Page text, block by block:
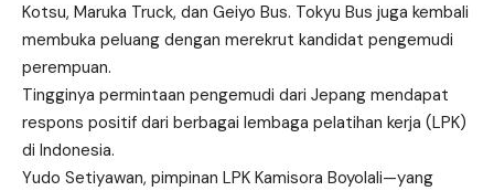
Kotsu, Maruka Truck, dan Geiyo Bus. Tokyu Bus juga kembali
membuka peluang dengan merekrut kandidat pengemudi
perempuan.
Tingginya permintaan pengemudi dari Jepang mendapat
respons positif dari berbagai lembaga pelatihan kerja (LPK)
di Indonesia.
Yudo Setiyawan, pimpinan LPK Kamisora Boyolali—yang